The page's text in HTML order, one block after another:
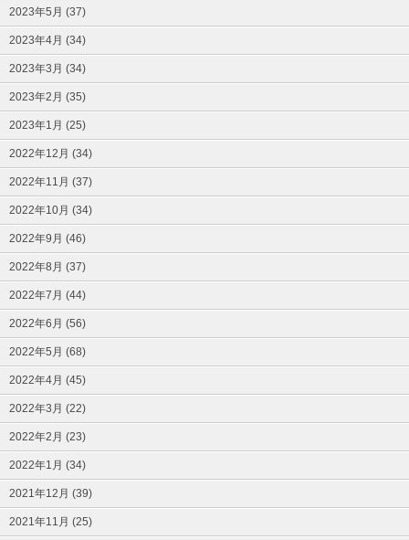
2023年5月 (37)
2023年4月 (34)
2023年3月 (34)
2023年2月 (35)
2023年1月 (25)
2022年12月 (34)
2022年11月 (37)
2022年10月 (34)
2022年9月 (46)
2022年8月 (37)
2022年7月 (44)
2022年6月 (56)
2022年5月 (68)
2022年4月 (45)
2022年3月 (22)
2022年2月 (23)
2022年1月 (34)
2021年12月 (39)
2021年11月 (25)